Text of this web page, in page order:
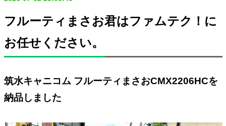
フルーティまさお君はファムテク！に
お任せください。
筑水キャニコム フルーティまさおCMX2206HCを
納品しました